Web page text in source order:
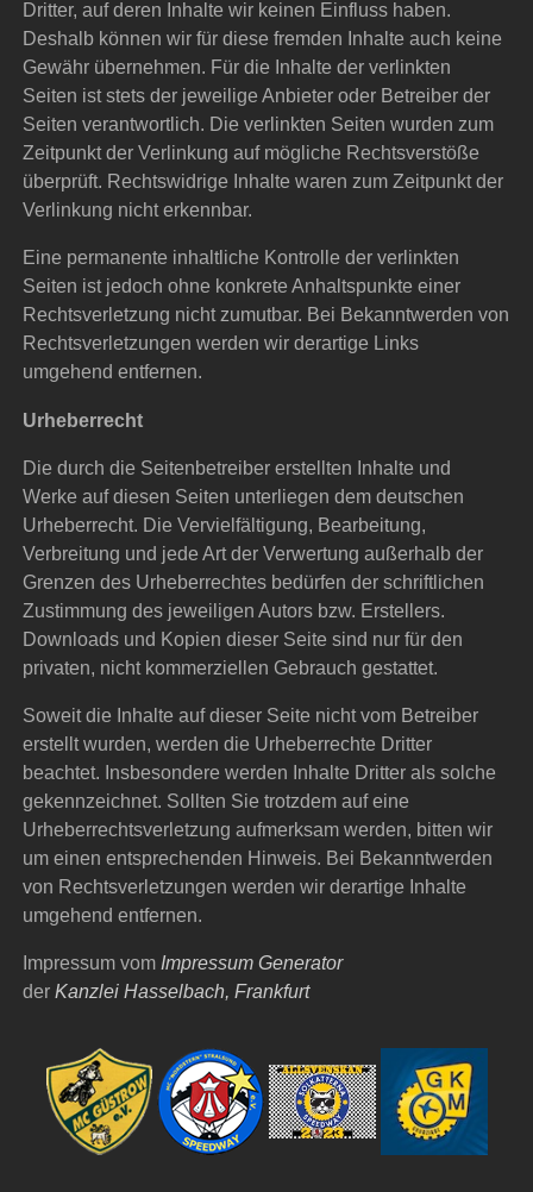
Dritter, auf deren Inhalte wir keinen Einfluss haben.
Deshalb können wir für diese fremden Inhalte auch keine
Gewähr übernehmen. Für die Inhalte der verlinkten
Seiten ist stets der jeweilige Anbieter oder Betreiber der
Seiten verantwortlich. Die verlinkten Seiten wurden zum
Zeitpunkt der Verlinkung auf mögliche Rechtsverstöße
überprüft. Rechtswidrige Inhalte waren zum Zeitpunkt der
Verlinkung nicht erkennbar.
Eine permanente inhaltliche Kontrolle der verlinkten
Seiten ist jedoch ohne konkrete Anhaltspunkte einer
Rechtsverletzung nicht zumutbar. Bei Bekanntwerden von
Rechtsverletzungen werden wir derartige Links
umgehend entfernen.
Urheberrecht
Die durch die Seitenbetreiber erstellten Inhalte und
Werke auf diesen Seiten unterliegen dem deutschen
Urheberrecht. Die Vervielfältigung, Bearbeitung,
Verbreitung und jede Art der Verwertung außerhalb der
Grenzen des Urheberrechtes bedürfen der schriftlichen
Zustimmung des jeweiligen Autors bzw. Erstellers.
Downloads und Kopien dieser Seite sind nur für den
privaten, nicht kommerziellen Gebrauch gestattet.
Soweit die Inhalte auf dieser Seite nicht vom Betreiber
erstellt wurden, werden die Urheberrechte Dritter
beachtet. Insbesondere werden Inhalte Dritter als solche
gekennzeichnet. Sollten Sie trotzdem auf eine
Urheberrechtsverletzung aufmerksam werden, bitten wir
um einen entsprechenden Hinweis. Bei Bekanntwerden
von Rechtsverletzungen werden wir derartige Inhalte
umgehend entfernen.
Impressum vom Impressum Generator
derKanzlei Hasselbach, Frankfurt